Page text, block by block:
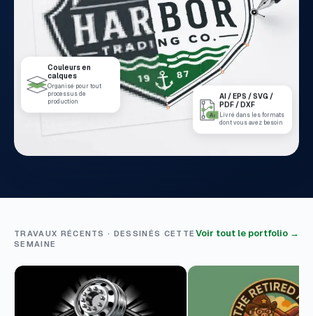
Couleurs en
calques
Organisé pour tout
processus de
production
AI / EPS / SVG /
PDF / DXF
Livré dans les formats
dont vous avez besoin
TRAVAUX RÉCENTS · DESSINÉS CETTE
SEMAINE
Voir tout le portfolio →